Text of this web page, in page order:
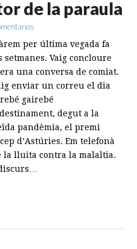
de la paraula
per última vegada fa
setmanes. Vaig concloure
una conversa de comiat.
enviar un correu el dia
gairebé
degut a la
pandèmia, el premi
d’Astúries. Em telefonà
la lluita contra la malaltia.